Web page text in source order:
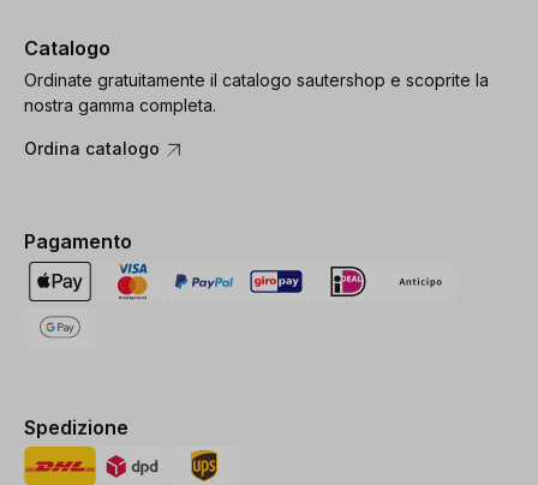
Catalogo
Ordinate gratuitamente il catalogo sautershop e scoprite la
nostra gamma completa.
Ordina catalogo
Pagamento
Spedizione